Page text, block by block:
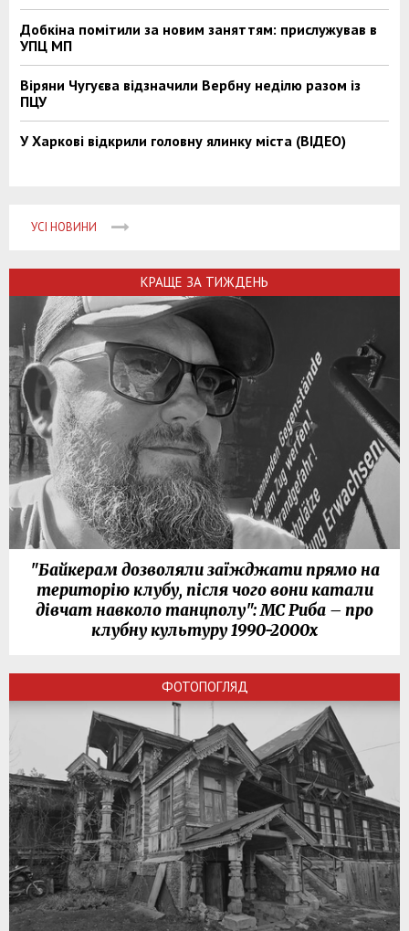
Добкіна помітили за новим заняттям: прислужував в
УПЦ МП
Віряни Чугуєва відзначили Вербну неділю разом із
ПЦУ
У Харкові відкрили головну ялинку міста (ВІДЕО)
УСІ НОВИНИ
КРАЩЕ ЗА ТИЖДЕНЬ
"Байкерам дозволяли заїжджати прямо на
територію клубу, після чого вони катали
дівчат навколо танцполу": МС Риба – про
клубну культуру 1990-2000х
ФОТОПОГЛЯД